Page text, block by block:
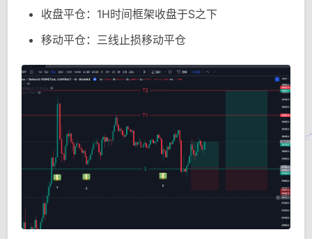
收盘平仓：1H时间框架收盘于S之下
移动平仓：三线止损移动平仓